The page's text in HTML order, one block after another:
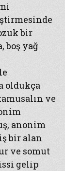
bir
boş yağ
oldukça
ve
anonim
bir alan
ve somut
gelip